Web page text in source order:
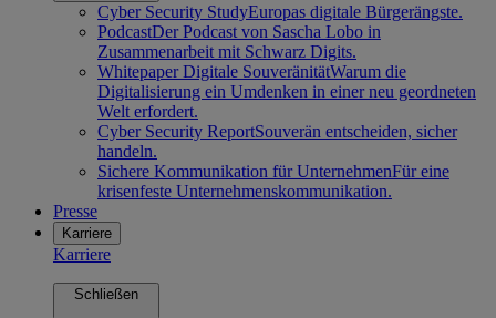
Cyber Security StudyEuropas digitale Bürgerängste.
PodcastDer Podcast von Sascha Lobo in
Zusammenarbeit mit Schwarz Digits.
Whitepaper Digitale SouveränitätWarum die
Digitalisierung ein Umdenken in einer neu geordneten
Welt erfordert.
Cyber Security ReportSouverän entscheiden, sicher
handeln.
Sichere Kommunikation für UnternehmenFür eine
krisenfeste Unternehmenskommunikation.
Presse
Karriere
Karriere
Schließen